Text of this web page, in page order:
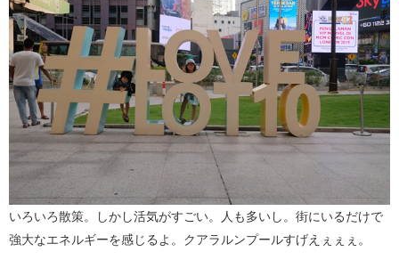
いろいろ散策。しかし活気がすごい。人も多いし。街にいるだけで
強大なエネルギーを感じるよ。クアラルンプールすげえぇぇぇ。